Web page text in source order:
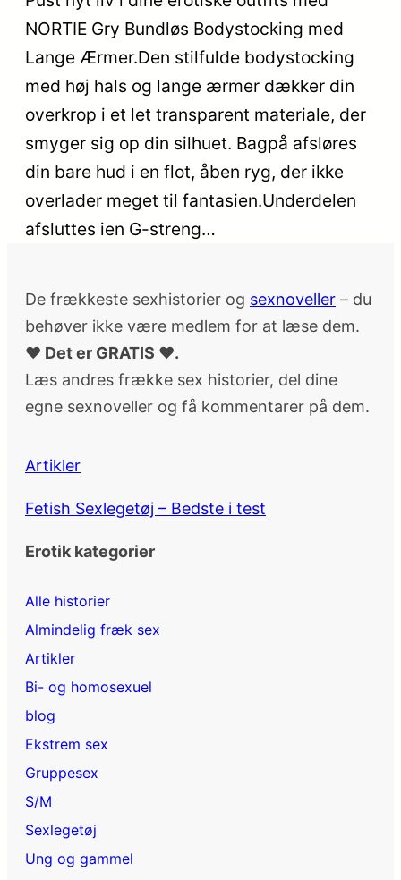
NORTIE Gry Bundløs Bodystocking med
Lange Ærmer.Den stilfulde bodystocking
med høj hals og lange ærmer dækker din
overkrop i et let transparent materiale, der
smyger sig op din silhuet. Bagpå afsløres
din bare hud i en flot, åben ryg, der ikke
overlader meget til fantasien.Underdelen
afsluttes ien G-streng…
De frækkeste sexhistorier og sexnoveller – du
behøver ikke være medlem for at læse dem.
♥ Det er GRATIS ♥.
Læs andres frække sex historier, del dine
egne sexnoveller og få kommentarer på dem.
Artikler
Fetish Sexlegetøj – Bedste i test
Erotik kategorier
Alle historier
Almindelig fræk sex
Artikler
Bi- og homosexuel
blog
Ekstrem sex
Gruppesex
S/M
Sexlegetøj
Ung og gammel